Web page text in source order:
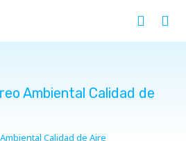
Ambiental Calidad de
Calidad de Aire